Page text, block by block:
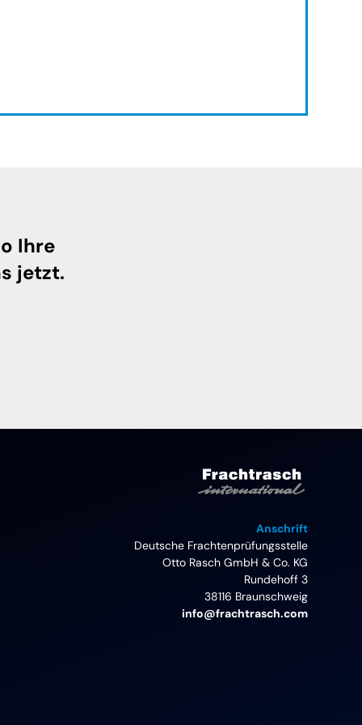
Ihre
jetzt.
Anschrift
Deutsche Frachtenprüfungsstelle
Otto Rasch GmbH & Co. KG
Rundehoff 3
38116 Braunschweig
info@frachtrasch.com